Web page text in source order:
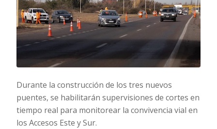
Durante la construcción de los tres nuevos
puentes, se habilitarán supervisiones de cortes en
tiempo real para monitorear la convivencia vial en
los Accesos Este y Sur.